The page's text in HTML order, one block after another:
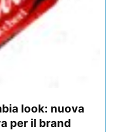
look: nuova
per il brand